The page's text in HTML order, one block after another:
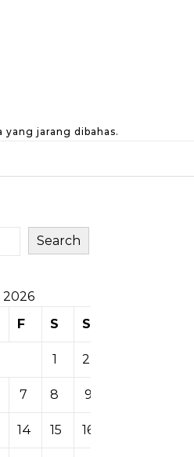
jarang dibahas.
Search
F S S
1 2
7 8 9
14 15 16